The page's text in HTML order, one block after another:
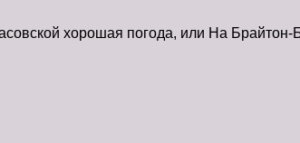
хорошая погода, или На